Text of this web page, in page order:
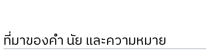
ที่มาของคำ นัย และความหมาย